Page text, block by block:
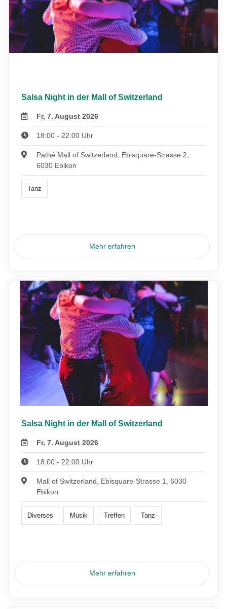
Salsa Night in der Mall of Switzerland
Fr, 7. August 2026
18:00 - 22:00 Uhr
Pathé Mall of Switzerland, Ebisquare-Strasse 2,
6030 Ebikon
Tanz
Mehr erfahren
Salsa Night in der Mall of Switzerland
Fr, 7. August 2026
18:00 - 22:00 Uhr
Mall of Switzerland, Ebisquare-Strasse 1, 6030
Ebikon
Diverses Musik Treffen Tanz
Mehr erfahren